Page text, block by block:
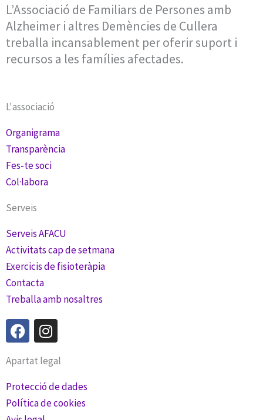
L’Associació de Familiars de Persones amb
Alzheimer i altres Demències de Cullera
treballa incansablement per oferir suport i
recursos a les famílies afectades.
L'associació
Organigrama
Transparència
Fes-te soci
Col·labora
Serveis
Serveis AFACU
Activitats cap de setmana
Exercicis de fisioteràpia
Contacta
Treballa amb nosaltres
F
a
c
e
b
o
o
I
n
s
t
a
g
Apartat legal
Protecció de dades
Política de cookies